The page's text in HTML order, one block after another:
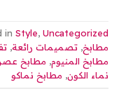
in Style, Uncategorized
مطابخ, تصميمات رائعة,
مطابخ المنيوم, مطابخ
نماء الكون, مطابخ نماكو